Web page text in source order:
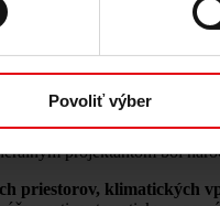
Povoliť výber
kladné a záväzné
povoľovacieho procesu.
jeDELTA Group
projektantom bol
priestorov, klimatických